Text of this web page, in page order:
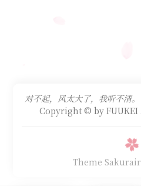
对不起，风太大了，我听不清
Copyright © by FUUKEI
Theme